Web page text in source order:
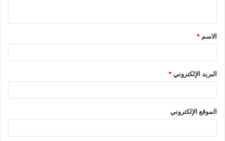
الاسم *
البريد الإلكتروني*
الموقع الإلكتروني